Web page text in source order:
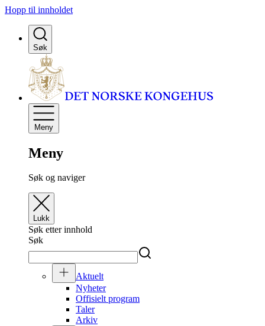
Hopp til innholdet
Søk
Meny
Meny
Søk og naviger
Lukk
Søk etter innhold
Søk
Aktuelt
Nyheter
Offisielt program
Taler
Arkiv